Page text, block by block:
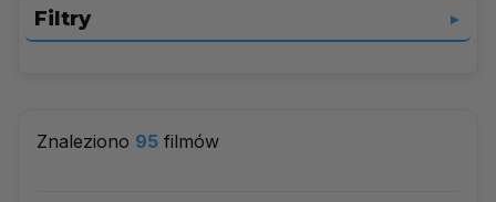
Filtry ▼
Znaleziono 95 filmów